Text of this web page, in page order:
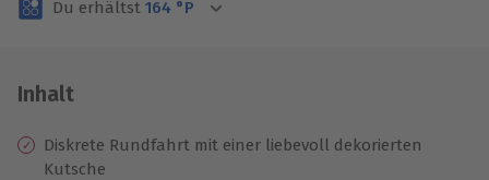
Du erhältst 164 °P
Inhalt
Diskrete Rundfahrt mit einer liebevoll dekorierten
Kutsche